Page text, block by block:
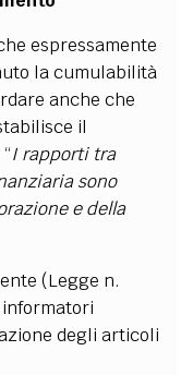
espressamente
la cumulabilità
anche che
il
I rapporti tra
sono
e della
(Legge n.
degli articoli